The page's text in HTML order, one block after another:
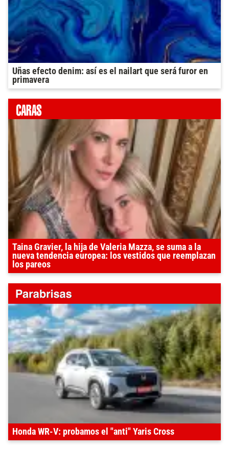
Uñas efecto denim: así es el nailart que será furor en
primavera
Taina Gravier, la hija de Valeria Mazza, se suma a la
nueva tendencia europea: los vestidos que reemplazan
los pareos
Honda WR-V: probamos el "anti" Yaris Cross